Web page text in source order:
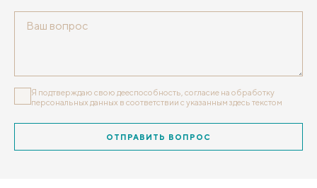
Я подтверждаю свою дееспособность, согласие на обработку
персональных данных в соответствии с указанным здесь текстом
ОТПРАВИТЬ ВОПРОС